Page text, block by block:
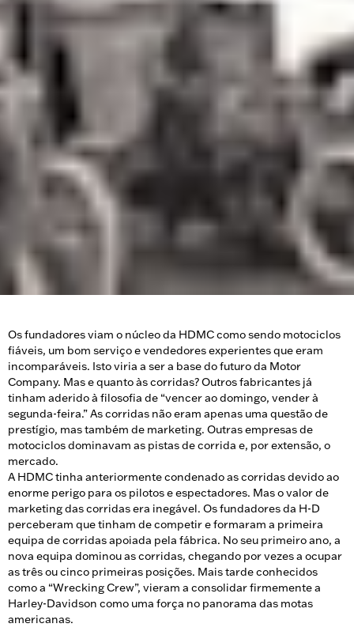
Os fundadores viam o núcleo da HDMC como sendo motociclos
fiáveis, um bom serviço e vendedores experientes que eram
incomparáveis. Isto viria a ser a base do futuro da Motor
Company. Mas e quanto às corridas? Outros fabricantes já
tinham aderido à filosofia de “vencer ao domingo, vender à
segunda-feira.” As corridas não eram apenas uma questão de
prestígio, mas também de marketing. Outras empresas de
motociclos dominavam as pistas de corrida e, por extensão, o
mercado.
A HDMC tinha anteriormente condenado as corridas devido ao
enorme perigo para os pilotos e espectadores. Mas o valor de
marketing das corridas era inegável. Os fundadores da H-D
perceberam que tinham de competir e formaram a primeira
equipa de corridas apoiada pela fábrica. No seu primeiro ano, a
nova equipa dominou as corridas, chegando por vezes a ocupar
as três ou cinco primeiras posições. Mais tarde conhecidos
como a “Wrecking Crew”, vieram a consolidar firmemente a
Harley-Davidson como uma força no panorama das motas
americanas.